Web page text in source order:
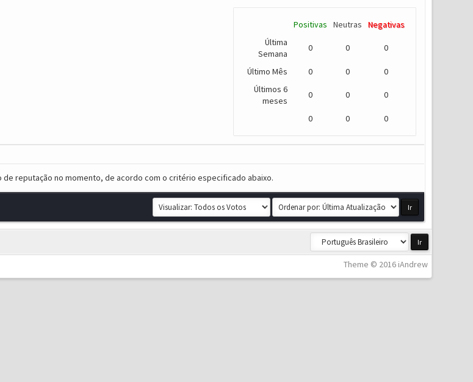
Positivas Neutras
Negativas
Última
Semana
0 0 0
Último Mês 0 0
0
Últimos 6
meses
0 0 0
0 0 0
de reputação no momento, de acordo com o critério especificado abaixo.
Theme © 2016 iAndrew